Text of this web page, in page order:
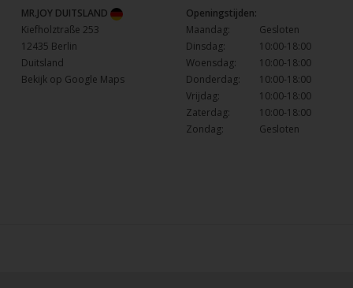
MR.JOY DUITSLAND
Kiefholztraße 253
12435 Berlin
Duitsland
Bekijk op Google Maps
Openingstijden:
Maandag:
Gesloten
Dinsdag:
10:00-18:00
Woensdag:
10:00-18:00
Donderdag:
10:00-18:00
Vrijdag:
10:00-18:00
Zaterdag:
10:00-18:00
Zondag:
Gesloten